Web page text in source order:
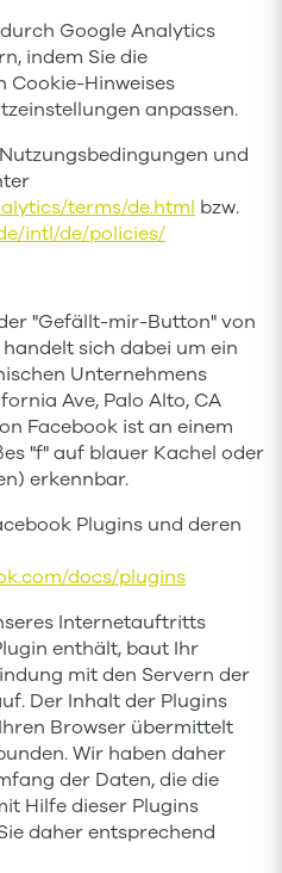
Google Analytics
indem Sie die
Cookie-Hinweises
anpassen.
und
terms/de.html bzw.
intl/de/policies/
"Gefällt-mir-Button" von
sich dabei um ein
Unternehmens
Ave, Palo Alto, CA
Facebook ist an einem
"f" auf blauer Kachel oder
erkennbar.
Plugins und deren
docs/plugins
Internetauftritts
enthält, baut Ihr
mit den Servern der
Der Inhalt der Plugins
Browser übermittelt
Wir haben daher
der Daten, die die
Hilfe dieser Plugins
daher entsprechend